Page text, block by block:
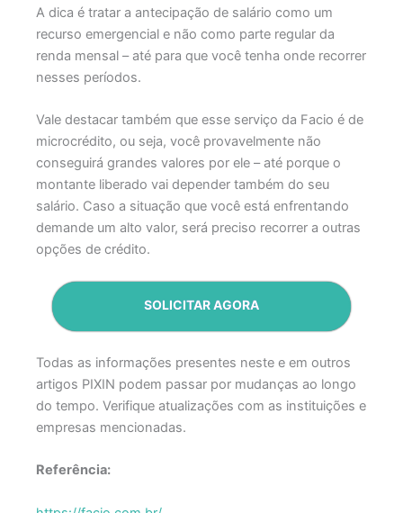
A dica é tratar a antecipação de salário como um
recurso emergencial e não como parte regular da
renda mensal – até para que você tenha onde recorrer
nesses períodos.
Vale destacar também que esse serviço da Facio é de
microcrédito, ou seja, você provavelmente não
conseguirá grandes valores por ele – até porque o
montante liberado vai depender também do seu
salário. Caso a situação que você está enfrentando
demande um alto valor, será preciso recorrer a outras
opções de crédito.
SOLICITAR AGORA
Todas as informações presentes neste e em outros
artigos PIXIN podem passar por mudanças ao longo
do tempo. Verifique atualizações com as instituições e
empresas mencionadas.
Referência: